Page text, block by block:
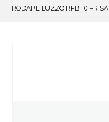
RODAPE LUZZO RFB 10